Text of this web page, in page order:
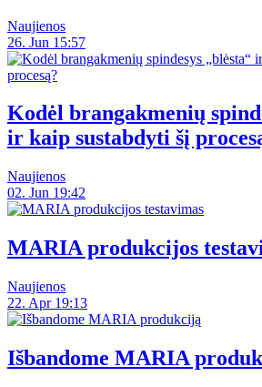
Naujienos
26. Jun 15:57
Kodėl brangakmenių
ir kaip sustabdyti šį
Naujienos
02. Jun 19:42
MARIA produkcijos
Naujienos
22. Apr 19:13
Išbandome MARIA